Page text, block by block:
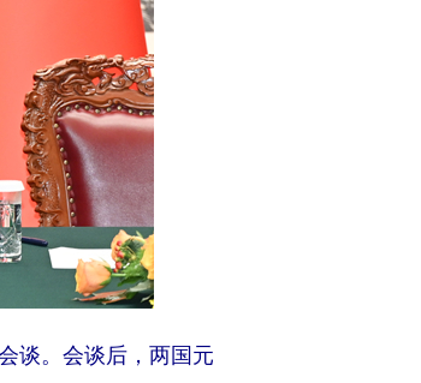
谈。会谈后，两国元